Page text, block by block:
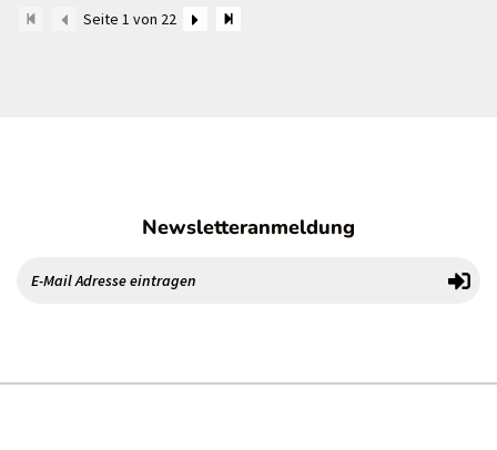
Seite 1 von 22
Newsletteranmeldung